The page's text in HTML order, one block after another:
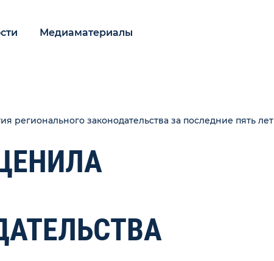
Медиаматериалы
регионального законодательства за последние пять лет